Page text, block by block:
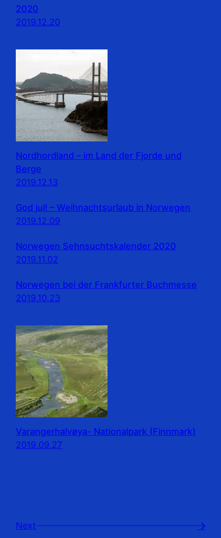
2020
2019.12.20
Nordhordland – im Land der Fjorde und
Berge
2019.12.13
God jul! – Weihnachtsurlaub in Norwegen
2019.12.09
Norwegen Sehnsuchtskalender 2020
2019.11.02
Norwegen bei der Frankfurter Buchmesse
2019.10.23
Varangerhalvøya- Nationalpark (Finnmark)
2019.09.27
Next →